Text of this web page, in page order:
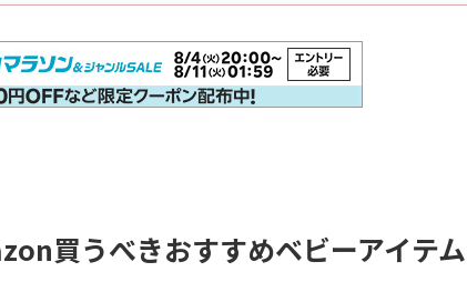
買うべきおすすめベビーアイテム